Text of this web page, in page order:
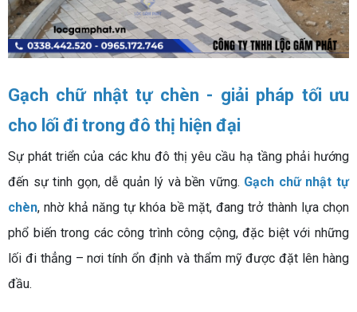
Gạch chữ nhật tự chèn - giải pháp tối ưu
cho lối đi trong đô thị hiện đại
Sự phát triển của các khu đô thị yêu cầu hạ tầng phải hướng
đến sự tinh gọn, dễ quản lý và bền vững. Gạch chữ nhật tự
chèn, nhờ khả năng tự khóa bề mặt, đang trở thành lựa chọn
phổ biến trong các công trình công cộng, đặc biệt với những
lối đi thẳng – nơi tính ổn định và thẩm mỹ được đặt lên hàng
đầu.